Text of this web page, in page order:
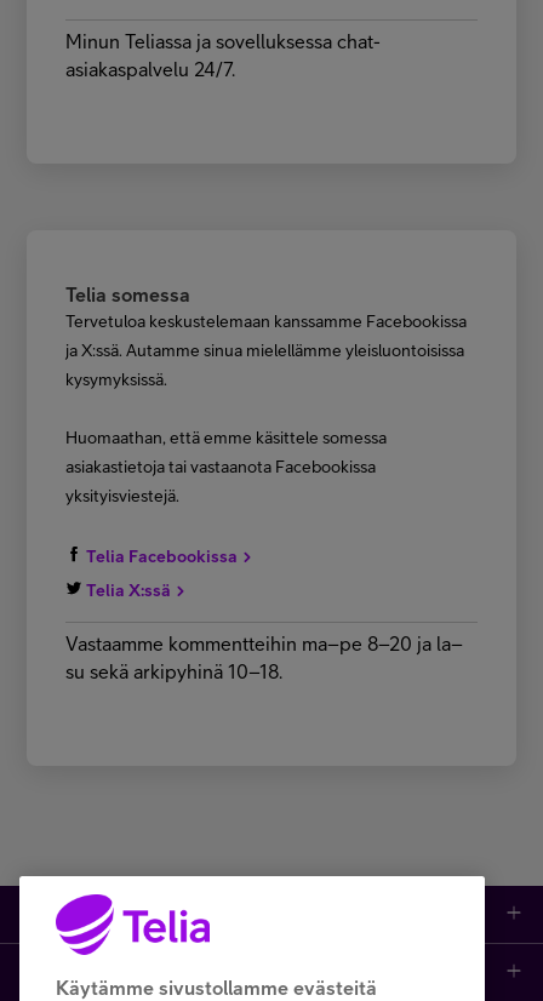
Minun Teliassa ja sovelluksessa chat-
asiakaspalvelu 24/7.
Telia somessa
Tervetuloa keskustelemaan kanssamme Facebookissa
ja X:ssä. Autamme sinua mielellämme yleisluontoisissa
kysymyksissä.
Huomaathan, että emme käsittele somessa
asiakastietoja tai vastaanota Facebookissa
yksityisviestejä.
Telia Facebookissa
Telia X:ssä
Vastaamme kommentteihin ma–pe 8–20 ja la–
su sekä arkipyhinä 10–18.
Kauppa
Käytämme sivustollamme evästeitä